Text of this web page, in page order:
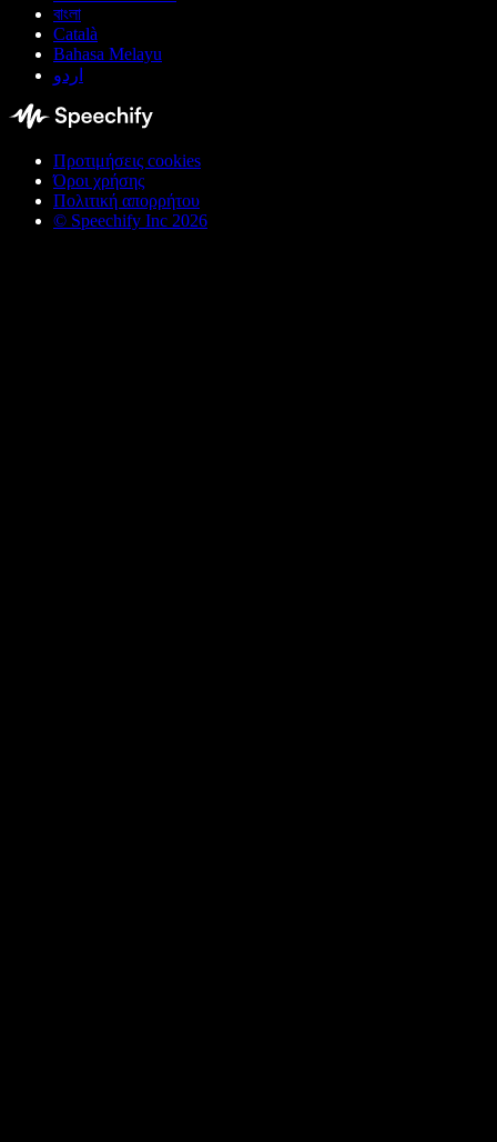
বাংলা
Català
Bahasa Melayu
اردو
Προτιμήσεις cookies
Όροι χρήσης
Πολιτική απορρήτου
© Speechify Inc 2026